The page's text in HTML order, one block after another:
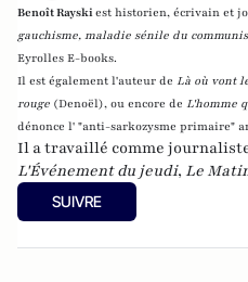
Benoît Rayskiest historien, écrivain et
gauchisme, maladie sénile du
Eyrolles E-books.
Il est également l'auteur de Là où vont
rouge (Denoël), ou encore de L'homme
dénonce l' "anti-sarkozysme primaire"
Il a travaillé comme
L'Événement du jeudi, Le
SUIVRE